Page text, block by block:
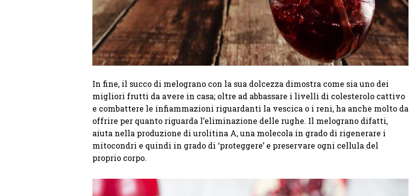
In fine, il succo di melograno con la sua dolcezza dimostra come sia uno dei
migliori frutti da avere in casa; oltre ad abbassare i livelli di colesterolo cattivo
e combattere le infiammazioni riguardanti la vescica o i reni, ha anche molto da
offrire per quanto riguarda l’eliminazione delle rughe. Il melograno difatti,
aiuta nella produzione di urolitina A, una molecola in grado di rigenerare i
mitocondri e quindi in grado di ‘proteggere’ e preservare ogni cellula del
proprio corpo.